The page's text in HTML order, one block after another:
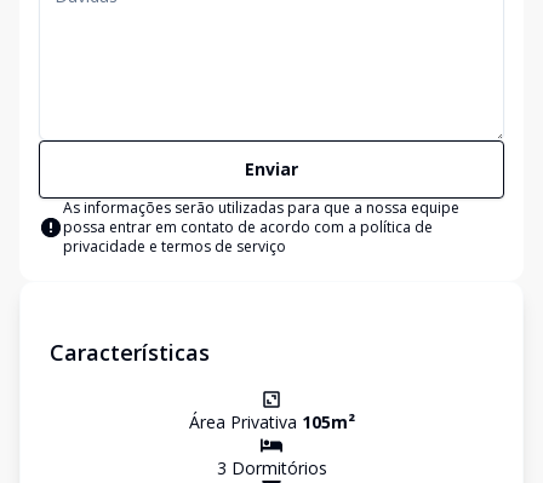
Enviar
As informações serão utilizadas para que a nossa equipe
possa entrar em contato de acordo com a política de
privacidade e termos de serviço
Características
Área Privativa 105m²
3 Dormitórios